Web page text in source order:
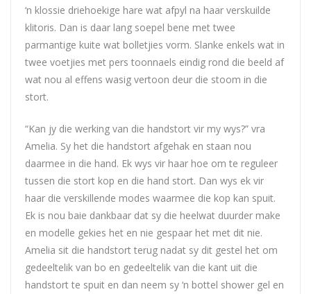
‘n klossie driehoekige hare wat afpyl na haar verskuilde
klitoris. Dan is daar lang soepel bene met twee
parmantige kuite wat bolletjies vorm. Slanke enkels wat in
twee voetjies met pers toonnaels eindig rond die beeld af
wat nou al effens wasig vertoon deur die stoom in die
stort.
“Kan jy die werking van die handstort vir my wys?” vra
Amelia. Sy het die handstort afgehak en staan nou
daarmee in die hand. Ek wys vir haar hoe om te reguleer
tussen die stort kop en die hand stort. Dan wys ek vir
haar die verskillende modes waarmee die kop kan spuit.
Ek is nou baie dankbaar dat sy die heelwat duurder make
en modelle gekies het en nie gespaar het met dit nie.
Amelia sit die handstort terug nadat sy dit gestel het om
gedeeltelik van bo en gedeeltelik van die kant uit die
handstort te spuit en dan neem sy ‘n bottel shower gel en